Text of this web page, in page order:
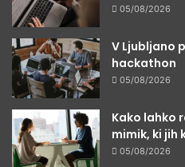
05/08/2026
V Ljubljano
hackathon
05/08/2026
Kako lahko
mimik, ki jih
05/08/2026